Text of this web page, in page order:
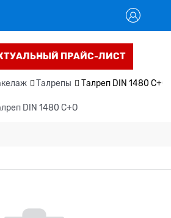
ПРАЙС-ЛИСТ
Талрепы Талреп DIN 1480 С+О
DIN 1480 С+О